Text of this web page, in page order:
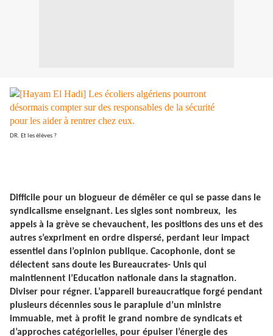
DR. Et les élèves ?
Difficile pour un blogueur de démêler ce qui se passe dans le
syndicalisme enseignant. Les sigles sont nombreux,
les
appels à la grève se chevauchent, les positions des uns et des
autres s’expriment en ordre dispersé, perdant leur impact
essentiel dans l’opinion publique. Cacophonie, dont se
délectent sans doute les Bureaucrates- Unis qui
maintiennent l’Education nationale dans la stagnation.
Diviser pour régner. L’appareil bureaucratique forgé pendant
plusieurs décennies sous le parapluie d’un ministre
immuable, met à profit le grand nombre de syndicats et
d’approches catégorielles, pour épuiser l’énergie des